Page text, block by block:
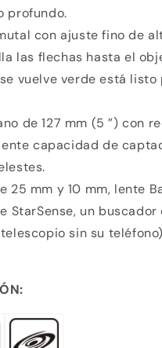
profundo.
con ajuste fino de
las flechas hasta el
vuelve verde está listo
de 127 mm (5 ”) con
capacidad de
25 mm y 10 mm, lente
StarSense, un
sin su